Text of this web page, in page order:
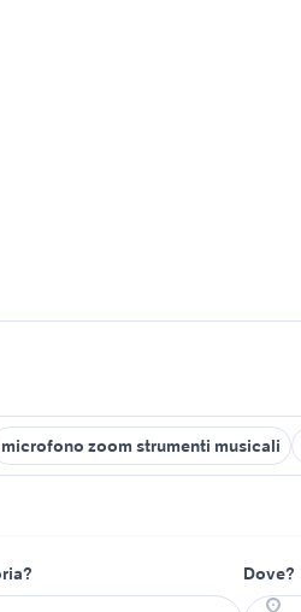
microfono zoom strumenti musicali
Dove?